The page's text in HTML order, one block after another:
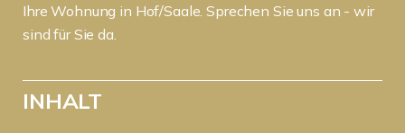
Ihre Wohnung in Hof/Saale. Sprechen Sie uns an - wir
sind für Sie da.
INHALT